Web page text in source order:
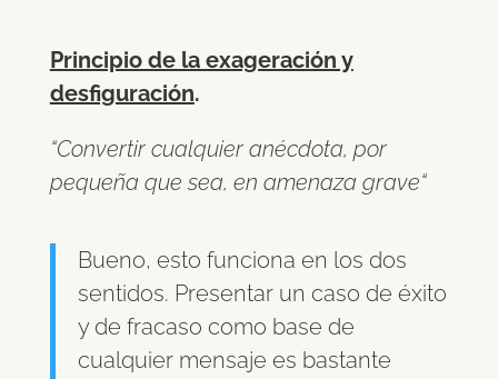
Principio de la exageración y
desfiguración.
“Convertir cualquier anécdota, por
pequeña que sea, en amenaza grave“
Bueno, esto funciona en los dos
sentidos. Presentar un caso de éxito
y de fracaso como base de
cualquier mensaje es bastante